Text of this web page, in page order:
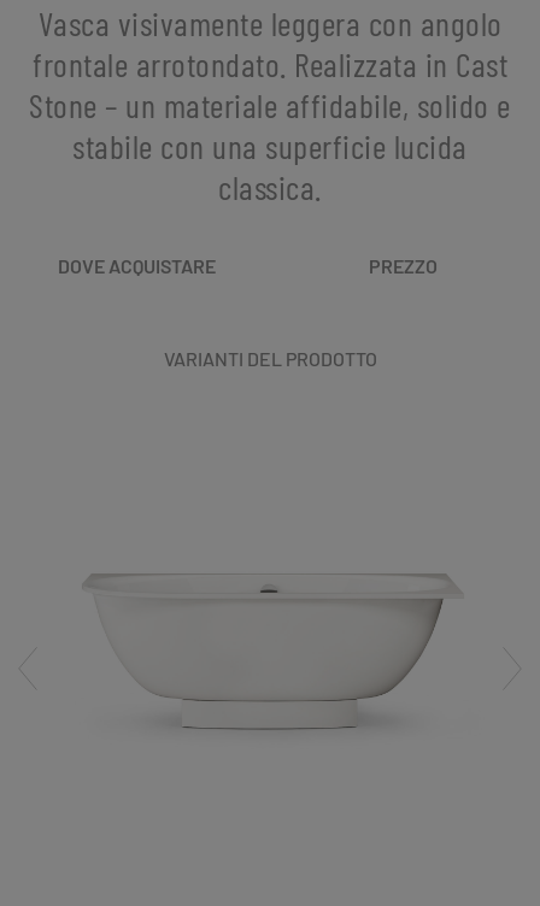
Vasca visivamente leggera con angolo
frontale arrotondato. Realizzata in Cast
Stone – un materiale affidabile, solido e
stabile con una superficie lucida
classica.
DOVE ACQUISTARE PREZZO
VARIANTI DEL PRODOTTO